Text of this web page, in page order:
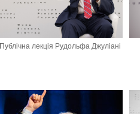
Публічна лекція Рудольфа Джуліані